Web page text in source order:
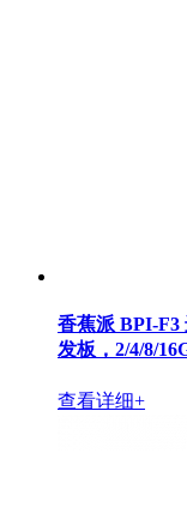
香蕉派 BPI-F3
发板，2/4/8/
查看详细+